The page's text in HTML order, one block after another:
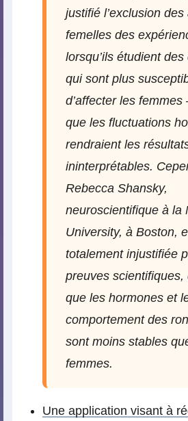
justifié l’exclusion
femelles des
lorsqu’ils étudient
qui sont plus
d’affecter les femmes
que les fluctuations
rendraient les
ininterprétables.
Rebecca Shansky,
neuroscientifique à la
University, à Boston,
totalement injustifiée
preuves scientifiques,
que les hormones et
comportement des
sont moins stables
femmes.
Une application visant à